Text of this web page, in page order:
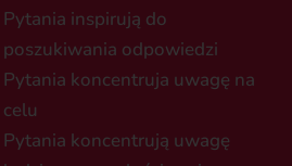
Pytania inspirują do
poszukiwania odpowiedzi
Pytania koncentruja uwagę na
celu
Pytania koncentrują uwagę